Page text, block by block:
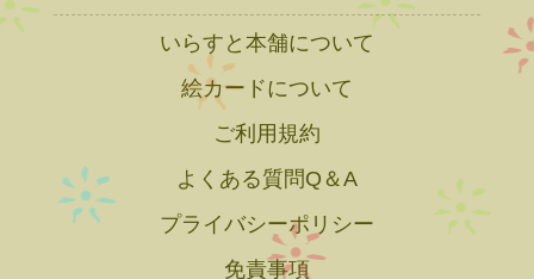
いらすと本舗について
絵カードについて
ご利用規約
よくある質問Q＆A
プライバシーポリシー
免責事項